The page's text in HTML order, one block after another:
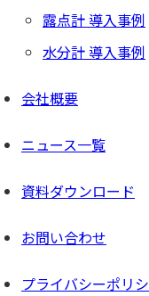
露点計 導入事例
水分計 導入事例
会社概要
ニュース一覧
資料ダウンロード
お問い合わせ
プライバシーポリ